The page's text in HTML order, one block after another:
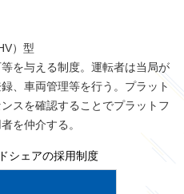
）型
を与える制度。運転者は当局が
、車両管理等を行う。プラット
スを確認することでプラットフ
を仲介する。
シェアの採用制度